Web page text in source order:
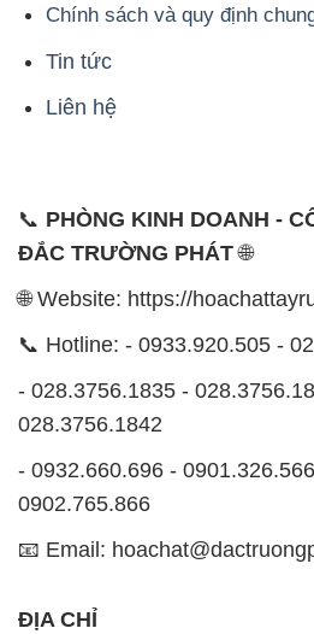
Chính sách và quy định
Tin tức
Liên hệ
📞 PHÒNG KINH DOANH -
ĐẮC TRƯỜNG PHÁT🌐
🌐 Website: https://
📞 Hotline: - 0933.920.505 -
- 028.3756.1835 -
028.3756.1842
- 0932.660.696 -
0902.765.866
📧 Email:
ĐỊA CHỈ